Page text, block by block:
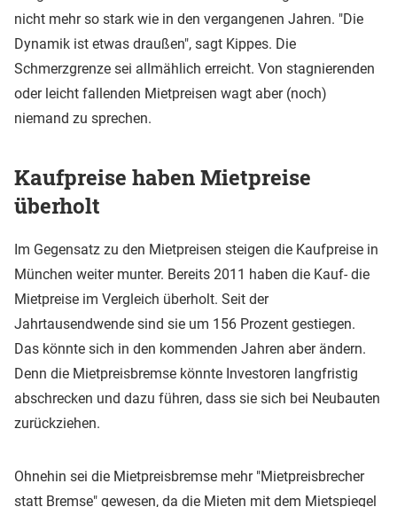
nicht mehr so stark wie in den vergangenen Jahren. "Die
Dynamik ist etwas draußen", sagt Kippes. Die
Schmerzgrenze sei allmählich erreicht. Von stagnierenden
oder leicht fallenden Mietpreisen wagt aber (noch)
niemand zu sprechen.
Kaufpreise haben Mietpreise
überholt
Im Gegensatz zu den Mietpreisen steigen die Kaufpreise in
München weiter munter. Bereits 2011 haben die Kauf- die
Mietpreise im Vergleich überholt. Seit der
Jahrtausendwende sind sie um 156 Prozent gestiegen.
Das könnte sich in den kommenden Jahren aber ändern.
Denn die Mietpreisbremse könnte Investoren langfristig
abschrecken und dazu führen, dass sie sich bei Neubauten
zurückziehen.
Ohnehin sei die Mietpreisbremse mehr "Mietpreisbrecher
statt Bremse" gewesen, da die Mieten mit dem Mietspiegel